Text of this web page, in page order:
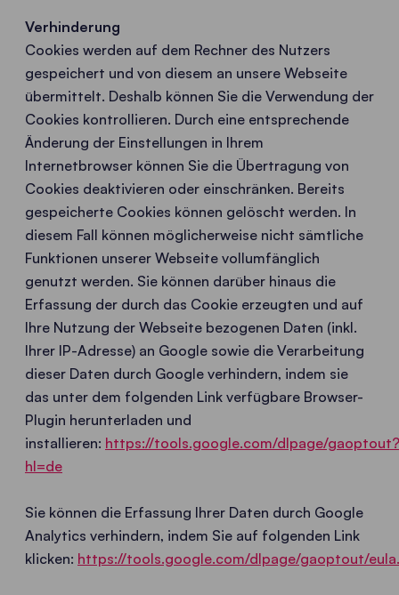
Verhinderung
Cookies werden auf dem Rechner des Nutzers
gespeichert und von diesem an unsere Webseite
übermittelt. Deshalb können Sie die Verwendung der
Cookies kontrollieren. Durch eine entsprechende
Änderung der Einstellungen in Ihrem
Internetbrowser können Sie die Übertragung von
Cookies deaktivieren oder einschränken. Bereits
gespeicherte Cookies können gelöscht werden. In
diesem Fall können möglicherweise nicht sämtliche
Funktionen unserer Webseite vollumfänglich
genutzt werden. Sie können darüber hinaus die
Erfassung der durch das Cookie erzeugten und auf
Ihre Nutzung der Webseite bezogenen Daten (inkl.
Ihrer IP-Adresse) an Google sowie die Verarbeitung
dieser Daten durch Google verhindern, indem sie
das unter dem folgenden Link verfügbare Browser-
Plugin herunterladen und
installieren: https://tools.google.com/dlpage/gaoptout?
hl=de
Sie können die Erfassung Ihrer Daten durch Google
Analytics verhindern, indem Sie auf folgenden Link
klicken: https://tools.google.com/dlpage/gaoptout/